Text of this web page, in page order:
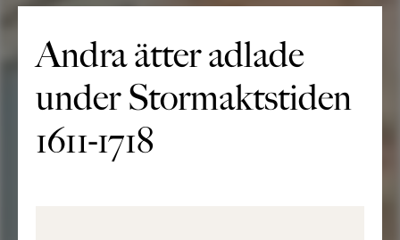
Andra ätter adlade
under Stormaktstiden
1611-1718